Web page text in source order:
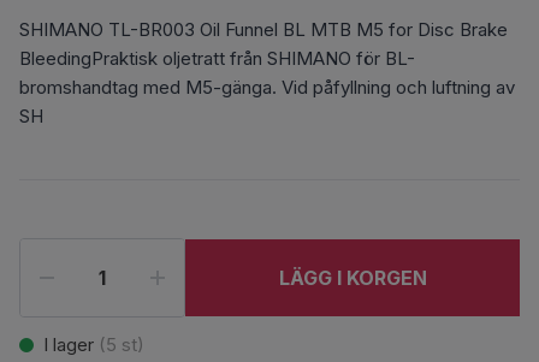
SHIMANO TL-BR003 Oil Funnel BL MTB M5 for Disc Brake
BleedingPraktisk oljetratt från SHIMANO för BL-
bromshandtag med M5-gänga. Vid påfyllning och luftning av
SH
LÄGG I KORGEN
I lager (5 st)